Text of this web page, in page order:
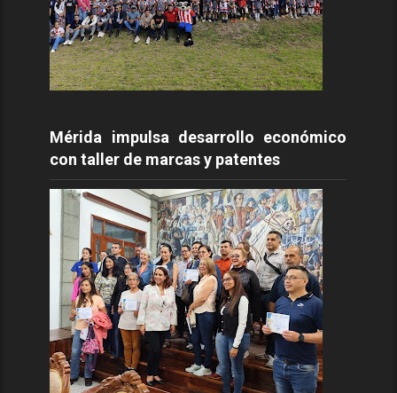
Mérida impulsa desarrollo económico
con taller de marcas y patentes